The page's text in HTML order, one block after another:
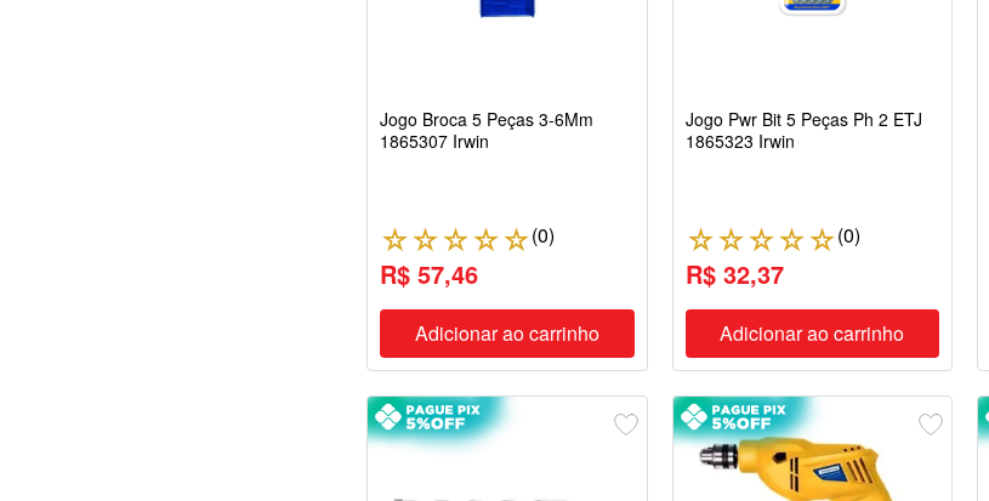
Jogo Broca 5 Peças 3-6Mm
1865307 Irwin
☆☆☆☆☆(0)
R$ 57,46
Adicionar ao carrinho
Jogo Pwr Bit 5 Peças Ph 2 ETJ
1865323 Irwin
☆☆☆☆☆(0)
R$ 32,37
Adicionar ao carrinho